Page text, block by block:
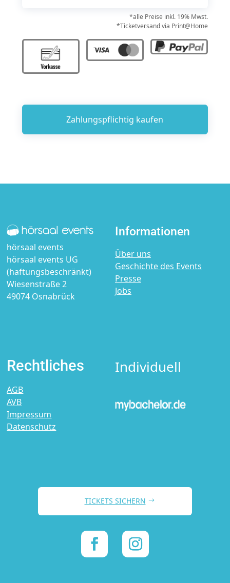
*alle Preise inkl. 19% Mwst.
*Ticketversand via Print@Home
hörsaal events
hörsaal events UG
(haftungsbeschränkt)
Wiesenstraße 2
49074 Osnabrück
Informationen
Über uns
Geschichte des Events
Presse
Jobs
Rechtliches
AGB
AVB
Impressum
Datenschutz
Individuell
TICKETS SICHERN